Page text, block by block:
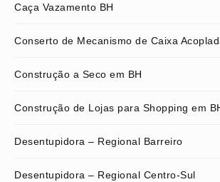
Caça Vazamento BH
Conserto de Mecanismo de Caixa
Construção a Seco em BH
Construção de Lojas para Shopping em
Desentupidora – Regional Barreiro
Desentupidora – Regional Centro-Sul